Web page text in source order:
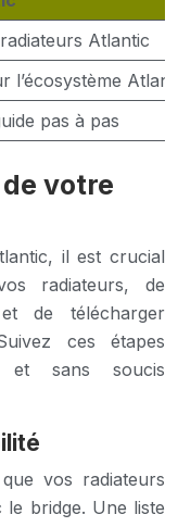
Atlantic
l’écosystème
pas à pas
votre
il est crucial
radiateurs, de
de télécharger
ces étapes
et sans soucis
vos radiateurs
bridge. Une liste